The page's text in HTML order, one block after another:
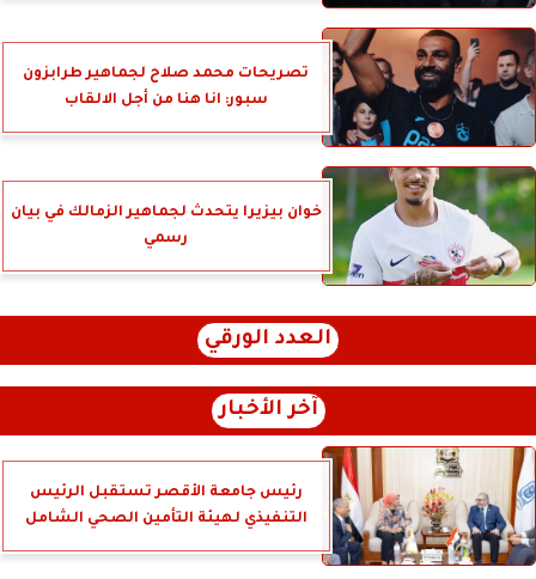
تصريحات محمد صلاح لجماهير طرابزون
سبور: انا هنا من أجل الالقاب
خوان بيزيرا يتحدث لجماهير الزمالك في بيان
رسمي
العدد الورقي
آخر الأخبار
رئيس جامعة الأقصر تستقبل الرئيس
التنفيذي لهيئة التأمين الصحي الشامل